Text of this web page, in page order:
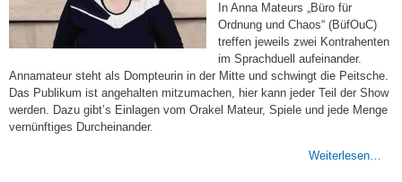
In Anna Mateurs „Büro für
Ordnung und Chaos“ (BüfOuC)
treffen jeweils zwei Kontrahenten
im Sprachduell aufeinander.
Annamateur steht als Dompteurin in der Mitte und schwingt die Peitsche.
Das Publikum ist angehalten mitzumachen, hier kann jeder Teil der Show
werden. Dazu gibt’s Einlagen vom Orakel Mateur, Spiele und jede Menge
vernünftiges Durcheinander.
Weiterlesen…